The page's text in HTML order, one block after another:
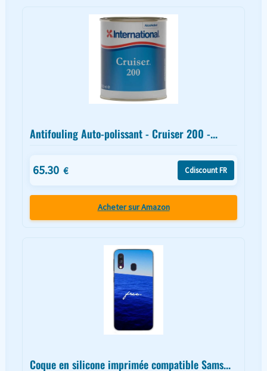
Antifouling Auto-polissant - Cruiser 200 -...
65.30 € Cdiscount FR
Acheter sur Amazon
Coque en silicone imprimée compatible Sams...